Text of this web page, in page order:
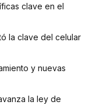
clave en el
la clave del celular
y nuevas
la ley de